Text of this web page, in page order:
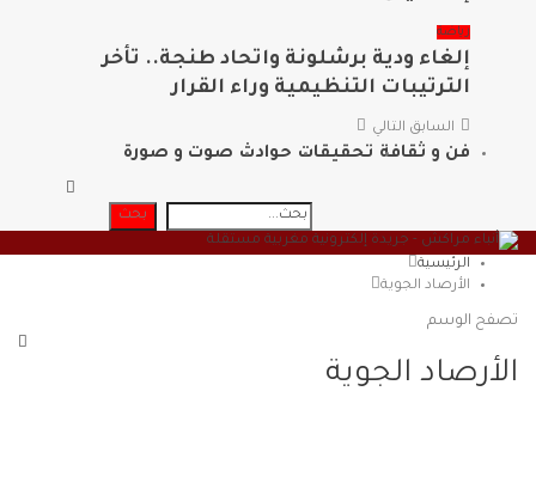
رياضة
إلغاء ودية برشلونة واتحاد طنجة.. تأخر
الترتيبات التنظيمية وراء القرار
السابق التالي
فن و ثقافة تحقيقات حوادث صوت و صورة
الرئيسية
الأرصاد الجوية
تصفح الوسم
الأرصاد الجوية